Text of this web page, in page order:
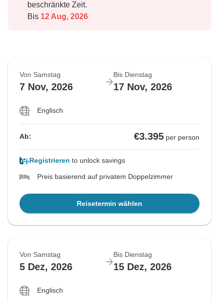
beschränkte Zeit.
Bis 12 Aug, 2026
Von Samstag
7 Nov, 2026
Bis Dienstag
17 Nov, 2026
Englisch
Ab: €3.395 per person
Registrieren to unlock savings
Preis basierend auf privatem Doppelzimmer
Reisetermin wählen
Von Samstag
5 Dez, 2026
Bis Dienstag
15 Dez, 2026
Englisch